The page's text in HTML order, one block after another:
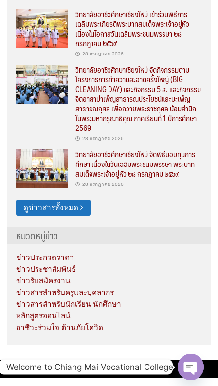
วิทยาลัยอาชีวศึกษาเชียงใหม่ เข้าร่วมพิธีการ
เฉลิมพระเกียรติพระบาทสมเด็จพระเจ้าอยู่หัว
เนื่องในโอกาสวันเฉลิมพระชนมพรรษา ๒๘
กรกฎาคม ๒๕๖๙
28 กรกฎาคม 2026
วิทยาลัยอาชีวศึกษาเชียงใหม่ จัดกิจกรรมตาม
โครงการการทำความสะอาดครั้งใหญ่ (BIG
CLEANING DAY) และกิจกรรม 5 ส. และกิจกรรม
จิตอาสาบำเพ็ญสาธารณประโยชน์และบะเพ็ญ
สาธารณกุศล เพื่อถวายพระราชกุศล น้อมสำนึก
ในพระมหากรุณาธิคุณ ภาคเรียนที่ 1 ปีการศึกษา
2569
28 กรกฎาคม 2026
วิทยาลัยอาชีวศึกษาเชียงใหม่ จัดพิธีมอบทุนการ
ศึกษา เนื่องในวันเฉลิมพระชนมพรรษา พระบาท
สมเด็จพระเจ้าอยู่หัว ๒๘ กรกฎาคม ๒๕๖๙
28 กรกฎาคม 2026
ดูข่าวสารทั้งหมด
หมวดหมู่ข่าว
ข่าวประกวดราคา
ข่าวประชาสัมพันธ์
ข่าวรับสมัครงาน
ข่าวสารสำหรับครูและบุคลากร
ข่าวสารสำหรับนักเรียน นักศึกษา
หลักสูตรออนไลน์
อาชีวะร่วมใจ ต้านภัยโควิด
Copyright © 2020 Chiang Mai Vocational College.
Welcome to Chiang Mai Vocational College